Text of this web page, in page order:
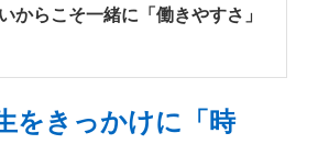
からこそ一緒に「働きやすさ」
をきっかけに「時